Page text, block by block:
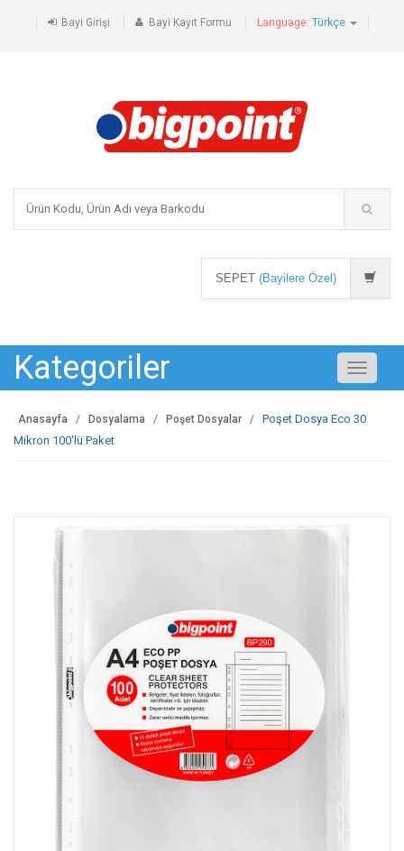
Bayi Girişi Bayi Kayıt Formu Language: Türkçe
SEPET (Bayilere Özel)
Kategoriler
Toggle
Anasayfa Dosyalama Poşet Dosyalar
Poşet Dosya Eco 30
Mikron 100'lü Paket